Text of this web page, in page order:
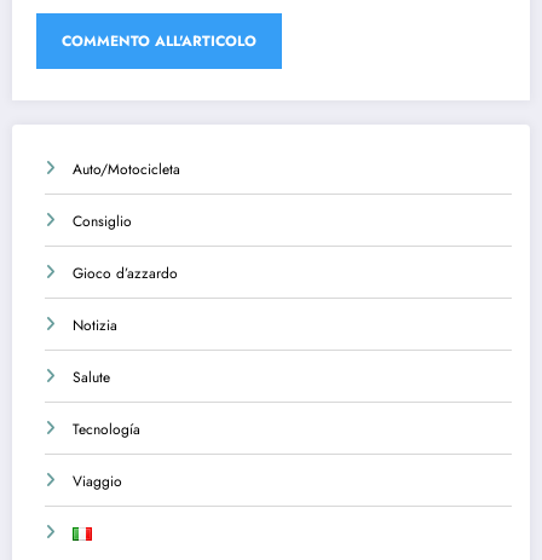
Auto/Motocicleta
Consiglio
Gioco d’azzardo
Notizia
Salute
Tecnología
Viaggio